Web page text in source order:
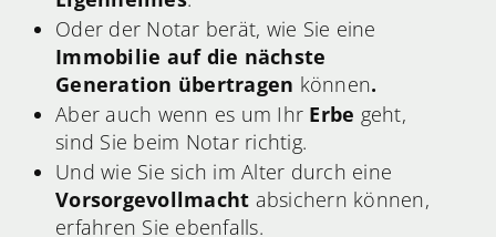
Oder der Notar berät, wie Sie eine
Immobilie auf die nächste
Generation übertragen können.
Aber auch wenn es um Ihr Erbe geht,
sind Sie beim Notar richtig.
Und wie Sie sich im Alter durch eine
Vorsorgevollmacht absichern können,
erfahren Sie ebenfalls.